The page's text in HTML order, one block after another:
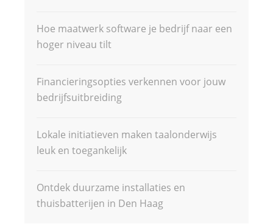
Hoe maatwerk software je bedrijf naar een
hoger niveau tilt
Financieringsopties verkennen voor jouw
bedrijfsuitbreiding
Lokale initiatieven maken taalonderwijs
leuk en toegankelijk
Ontdek duurzame installaties en
thuisbatterijen in Den Haag